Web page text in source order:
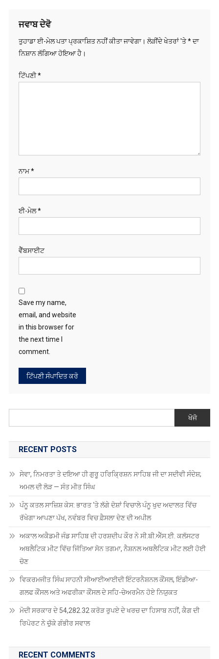
Save my name,
email, and website
the next time I
comment.
RECENT POSTS
ਸੇਵਾ, ਨਿਮਰਤਾ ਤੇ ਦਇਆ ਹੀ ਗੁਰੂ ਹਰਿਕ੍ਰਿਸ਼ਨ ਸਾਹਿਬ ਜੀ ਦਾ ਸਦੀਵੀ ਸੰਦੇਸ਼;
ਅਮਲ ਦੀ ਲੋੜ — ਸੰਤ ਮੀਤ ਸਿੰਘ
ਰੱਖੇਗਾ ਆਪਣਾ ਪੱਖ, ਨਵੰਬਰ ਵਿਚ ਫ਼ੈਸਲਾ ਦੇਣ ਦੀ ਅਪੀਲ
ਅਥਲੈਟਿਕ ਮੀਟ ਵਿੱਚ ਜਿੱਤਿਆ ਸੋਨ ਤਗਮਾ, ਨੈਸ਼ਨਲ ਅਥਲੈਟਿਕ ਮੀਟ ਲਈ ਹੋਈ
ਵਿਕਰਮਜੀਤ ਸਿੰਘ ਸਾਹਨੀ ਸੀਆਈਆਈਦੀ ਇੰਟਰਨੈਸ਼ਨਲ ਕੌਂਸਲ, ਇੰਡੀਆ-
ਗਲਫ ਕੌਂਸਲ ਅਤੇ ਅਫਰੀਕਾ ਕੌਂਸਲ ਦੇ ਸਹਿ-ਚੇਅਰਮੈਨ ਹੋਏ ਨਿਯੁਕਤ
ਮੋਦੀ ਸਰਕਾਰ ਦੇ 54,282.32 ਕਰੋੜ ਰੁਪਏ ਦੇ ਖਰਚ ਦਾ ਹਿਸਾਬ ਨਹੀਂ, ਕੈਗ ਦੀ
ਰਿਪੋਰਟ ਨੇ ਚੁੱਕੇ ਗੰਭੀਰ ਸਵਾਲ
RECENT COMMENTS
Antonio2064 ਗੁਰਦਾਸ ਮਾਨ ਹਰਿਮੰਦਰ ਸਾਹਿਬ ਹੋਏ ਨਤਮਸਤਕ
Robin Singh Robin Singhonਪੰਜਾਬ ਸਕੂਲ ਸਿੱਖਿਆ ਬੋਰਡ ਵੱਲੋਂ ਅੱਠਵੀਂ,
ਦਸਵੀਂ, ਬਾਰ੍ਹਵੀਂ ਅਤੇ ਓਪਨ ਸਕੂਲ 2025 ਦੀਆਂ ਪ੍ਰੀਖਿਆਵਾਂ ਲਈ ਤਰੀਕਾਂ ਦਾ
ਐਲਾਨ
ਅਚਾਨਕ ਗਾਇਬ, ਬਰਾਤ ਵਾਪਸ ਪਰਤੀ